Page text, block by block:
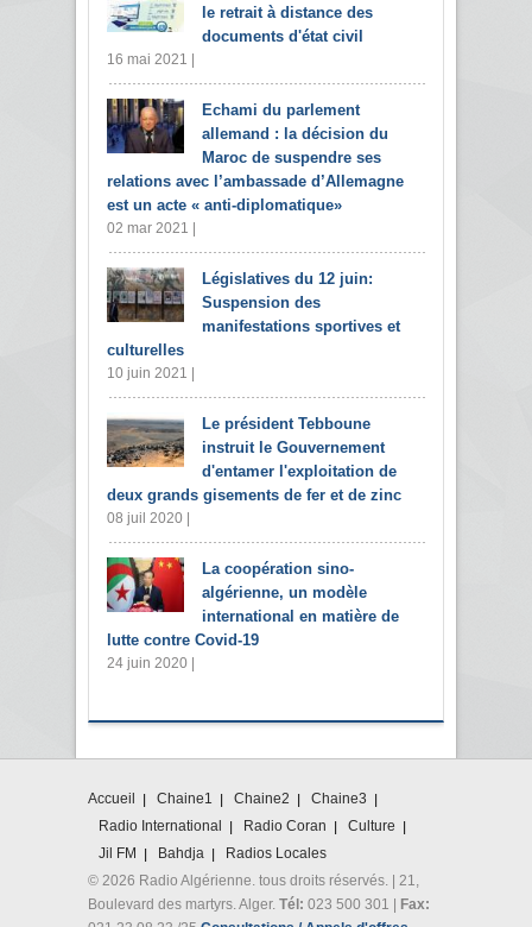
le retrait à distance des
documents d'état civil
16 mai 2021 |
Echami du parlement
allemand : la décision du
Maroc de suspendre ses
relations avec l’ambassade d’Allemagne
est un acte « anti-diplomatique»
02 mar 2021 |
Législatives du 12 juin:
Suspension des
manifestations sportives et
culturelles
10 juin 2021 |
Le président Tebboune
instruit le Gouvernement
d'entamer l'exploitation de
deux grands gisements de fer et de zinc
08 juil 2020 |
La coopération sino-
algérienne, un modèle
international en matière de
lutte contre Covid-19
24 juin 2020 |
Accueil Chaine1 Chaine2
Chaine3
Radio International
Radio Coran
Culture
Jil FM
Bahdja
Radios Locales
© 2026 Radio Algérienne. tous droits réservés. | 21,
Boulevard des martyrs. Alger. Tél: 023 500 301 |
Fax: